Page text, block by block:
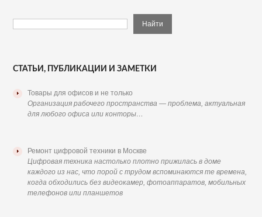
СТАТЬИ, ПУБЛИКАЦИИ И ЗАМЕТКИ
Товары для офисов и не только
Организация рабочего пространства — проблема, актуальная
для любого офиса или конторы…
Ремонт цифровой техники в Москве
Цифровая техника настолько плотно прижилась в доме
каждого из нас, что порой с трудом вспоминаются те времена,
когда обходились без видеокамер, фотоаппаратов, мобильных
телефонов или планшетов